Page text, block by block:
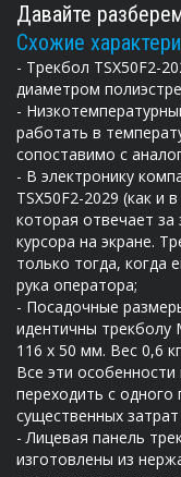
Давайте
Схожие
- Трекбол TSX50F2-
диаметром
-
работать в
сопоставимо с
- В электронику
TSX50F2-2029 (как и
которая отвечает
курсора на экране.
только тогда, когда
рука оператора;
- Посадочные
идентичны
116 x 50 мм. Вес 0,6
Все эти
переходить с одного
существенных
- Лицевая панель
изготовлены из